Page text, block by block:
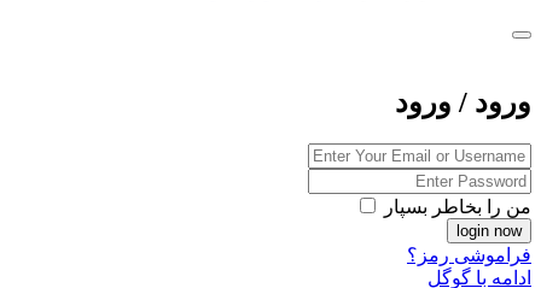
ورود / ورود
من را بخاطر بسپار
فراموشی رمز؟
ادامه با گوگل